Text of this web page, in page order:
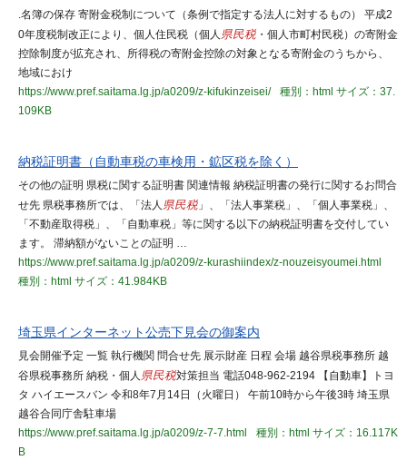
.名簿の保存 寄附金税制について（条例で指定する法人に対するもの） 平成2
0年度税制改正により、個人住民税（個人 県民税 ・個人市町村民税）の寄附金
控除制度が拡充され、所得税の寄附金控除の対象となる寄附金のうちから、
地域におけ
https://www.pref.saitama.lg.jp/a0209/z-kifukinzeisei/
種別：html サイズ：37.
109KB
納税証明書（自動車税の車検用・鉱区税を除く）
その他の証明 県税に関する証明書 関連情報 納税証明書の発行に関するお問合
せ先 県税事務所では、「法人 県民税 」、「法人事業税」、「個人事業税」、
「不動産取得税」、「自動車税」等に関する以下の納税証明書を交付してい
ます。 滞納額がないことの証明 …
https://www.pref.saitama.lg.jp/a0209/z-kurashiindex/z-nouzeisyoumei.html
種別：html サイズ：41.984KB
埼玉県インターネット公売下見会の御案内
見会開催予定 一覧 執行機関 問合せ先 展示財産 日程 会場 越谷県税事務所 越
谷県税事務所 納税・個人 県民税対策担当 電話048-962-2194 【自動車】トヨ
タ ハイエースバン 令和8年7月14日（火曜日） 午前10時から午後3時 埼玉県
越谷合同庁舎駐車場
https://www.pref.saitama.lg.jp/a0209/z-7-7.html
種別：html サイズ：16.117K
B